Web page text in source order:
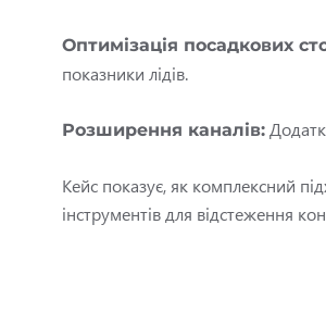
Оптимізація посадкових
показники лідів.
Розширення каналів:
Кейс показує, як комплексний
інструментів для відстеження